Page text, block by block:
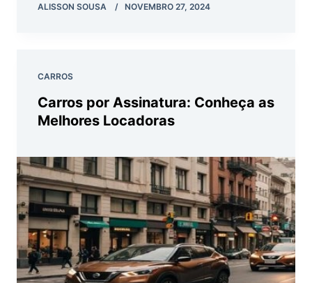
ALISSON SOUSA NOVEMBRO 27, 2024
CARROS
Carros por Assinatura: Conheça as
Melhores Locadoras